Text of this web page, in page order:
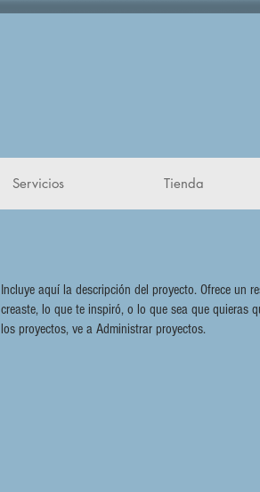
Servicios Tienda
Incluye aquí la descripción del proyecto. Ofrece un
creaste, lo que te inspiró, o lo que sea que quieras
los proyectos, ve a Administrar proyectos.